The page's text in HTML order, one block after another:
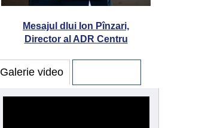
Mesajul dlui Ion Pînzari,
Director al ADR Centru
Galerie video